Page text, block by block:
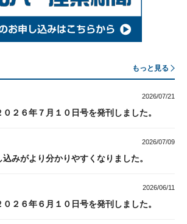
もっと見る
2026/07/21
２６年７月１０日号を発刊しました。
2026/07/09
みがより分かりやすくなりました。
2026/06/11
２６年６月１０日号を発刊しました。